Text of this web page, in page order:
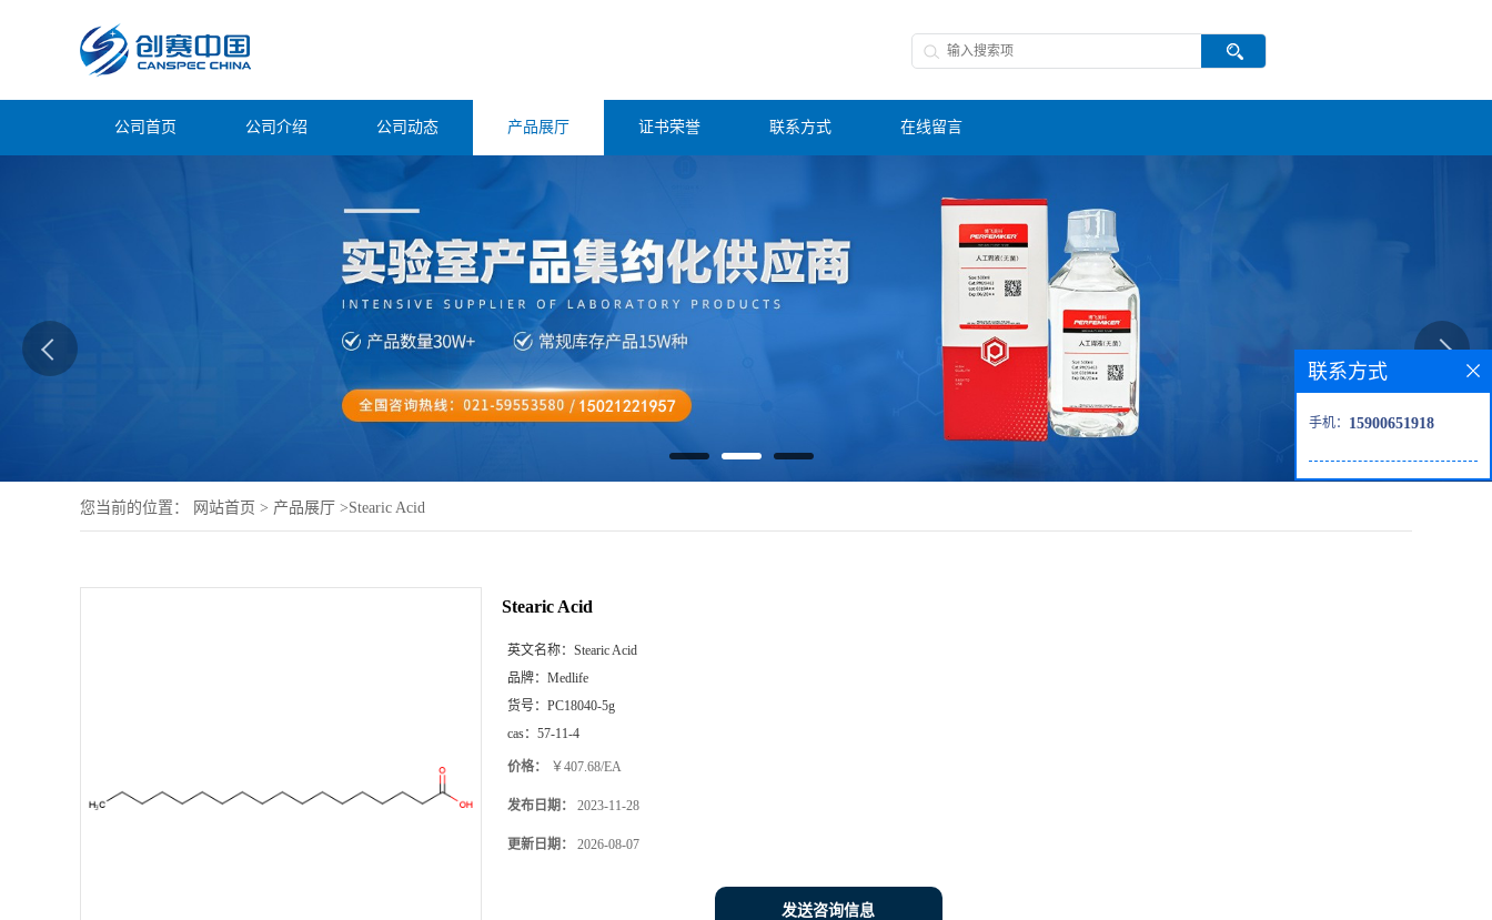
公司首页 公司介绍 公司动态 产品展厅 证书荣誉 联系方式 在线留言
您当前的位置： 网站首页 > 产品展厅 >Stearic Acid
Stearic Acid
英文名称： Stearic Acid
品牌： Medlife
货号： PC18040-5g
cas： 57-11-4
价格： ￥407.68/EA
发布日期： 2023-11-28
更新日期： 2026-08-07
发送咨询信息
联系方式
手机： 15900651918